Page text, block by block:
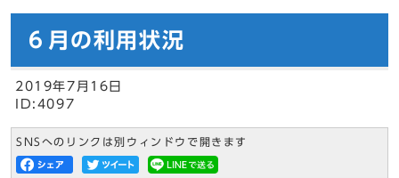
６月の利用状況
2019年7月16日
ID:4097
SNSへのリンクは別ウィンドウで開きます